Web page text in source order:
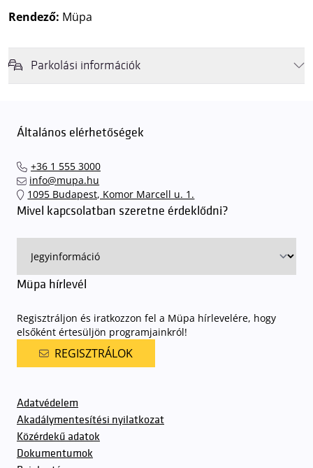
Rendező: Müpa
Parkolási információk
érkezéskor megnövekedett várakozási idővel érdemes kalkulálni. Ezt
azt javasoljuk kedves közönségünknek, induljanak
találhassák meg a legideálisabb parkolóhelyet és
érkezhessenek meg előadásainkra
sorompókat rendszámfelismerő automatika nyitja.
ingyenes azon vendégeink számára, akik egy aznapi fizetős
rendjének részletes leírásaelérhető itt.
Általános elérhetőségek
+36 1 555 3000
info@mupa.hu
1095 Budapest, Komor Marcell u. 1.
Mivel kapcsolatban szeretne érdeklődni?
Müpa hírlevél
Regisztráljon és iratkozzon fel a Müpa hírlevelére, hogy
elsőként értesüljön programjainkról!
REGISZTRÁLOK
Adatvédelem
Akadálymentesítési nyilatkozat
Közérdekű adatok
Dokumentumok